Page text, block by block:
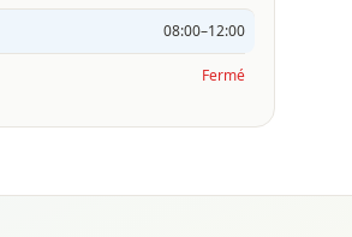
08:00–12:00
Fermé